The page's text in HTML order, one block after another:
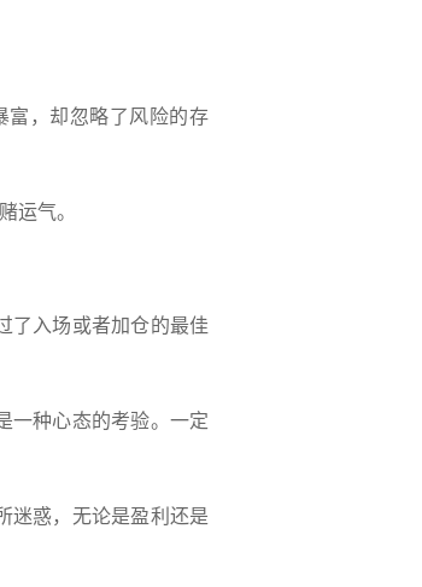
富，却忽略了风险的存
运气。
了入场或者加仓的最佳
一种心态的考验。一定
迷惑，无论是盈利还是